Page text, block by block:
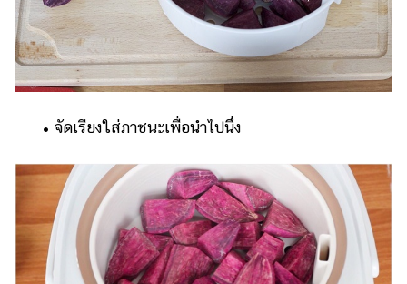
• จัดเรียงใส่ภาชนะเพื่อนำไปนึ่ง